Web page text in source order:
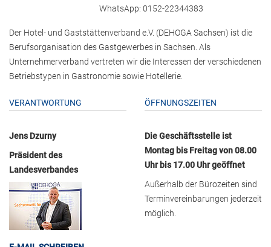
WhatsApp: 0152-22344383
Der Hotel- und Gaststättenverband e.V. (DEHOGA Sachsen) ist die
Berufsorganisation des Gastgewerbes in Sachsen. Als
Unternehmerverband vertreten wir die Interessen der verschiedenen
Betriebstypen in Gastronomie sowie Hotellerie.
VERANTWORTUNG
Jens Dzurny
Präsident des
Landesverbandes
ÖFFNUNGSZEITEN
Die Geschäftsstelle ist
Montag bis Freitag von 08.00
Uhr bis 17.00 Uhr geöffnet
Außerhalb der Bürozeiten sind
Terminvereinbarungen jederzeit
möglich.